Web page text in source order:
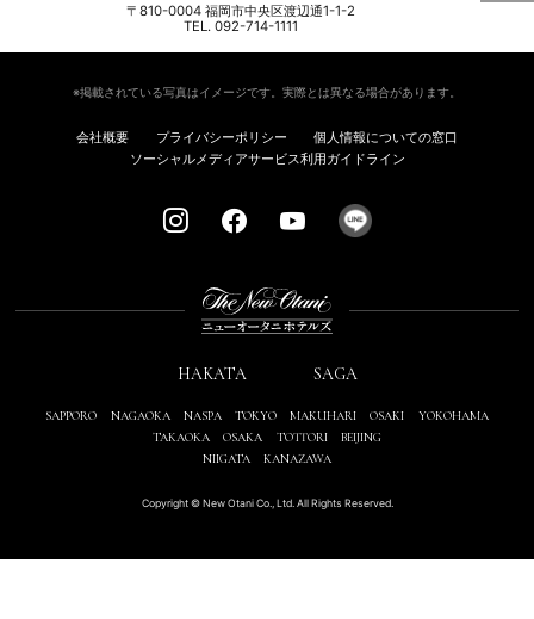
〒810-0004 福岡市中央区渡辺通1-1-2
TEL. 092-714-1111
※掲載されている写真はイメージです。実際とは異なる場合があります。
会社概要 プライバシーポリシー
個人情報についての窓口
ソーシャルメディアサービス利用ガイドライン
HAKATA SAGA
SAPPORO NAGAOKA NASPA TOKYO MAKUHARI OSAKI
YOKOHAMA
TAKAOKA
OSAKA TOTTORI
BEIJING
NIIGATA
KANAZAWA
Copyright © New Otani Co., Ltd. All Rights Reserved.